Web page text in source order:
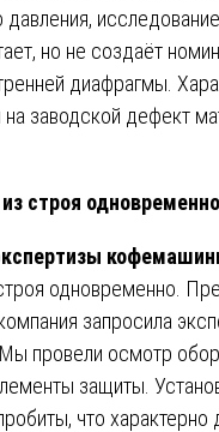
но не создаёт
диафрагмы.
заводской дефект
строя одновременно
одновременно.
запросила
провели осмотр
защиты.
что характерно